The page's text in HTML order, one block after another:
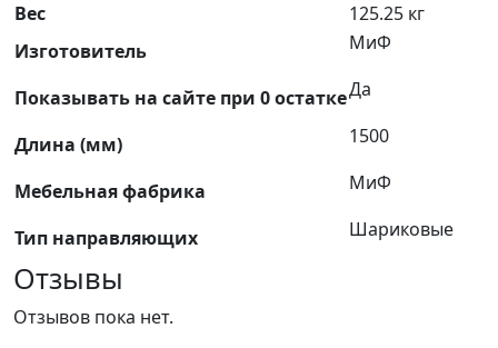
Вес
125.25 кг
Изготовитель
МиФ
Показывать на сайте при 0 остаткеДа
Длина (мм) 1500
Мебельная фабрика МиФ
Тип направляющих Шариковые
Отзывы
Отзывов пока нет.